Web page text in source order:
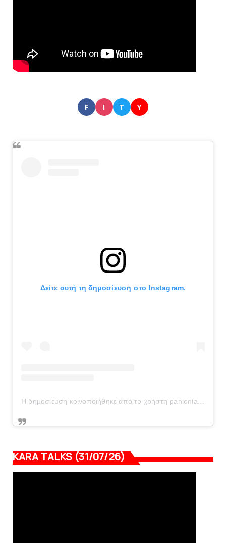
F I T Y
Δείτε αυτή τη δημοσίευση στο Instagram.
Η δημοσίευση κοινοποιήθηκε από το χρήστη panionianea.gr (@panionianea.gr)
KARA TALKS (31/07/26)